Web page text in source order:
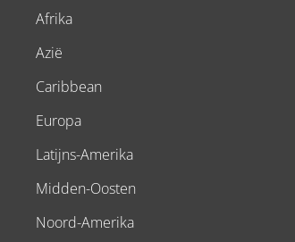
Afrika
Azië
Caribbean
Europa
Latijns-Amerika
Midden-Oosten
Noord-Amerika